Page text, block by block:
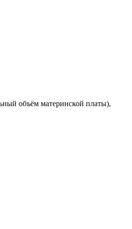
объём материнской платы),